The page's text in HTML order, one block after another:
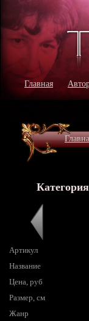
Главная
Артикул
Название
Цена, руб
Размер, см
Жанр